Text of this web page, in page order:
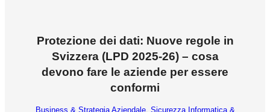
Protezione dei dati: Nuove regole in
Svizzera (LPD 2025-26) – cosa
devono fare le aziende per essere
conformi
Business & Strategia Aziendale, Sicurezza Informatica &